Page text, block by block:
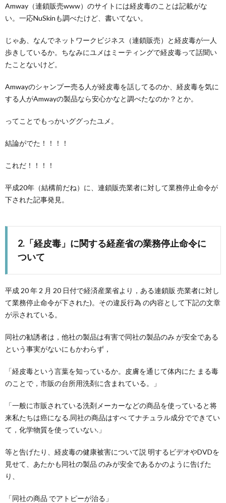
Amway（連鎖販売www）のサイトには経皮毒のことは記載がな
い。一応NuSkinも調べたけど、書いてない。
じゃあ、なんでネットワークビジネス（連鎖販売）と経皮毒が一人
歩きしているか。ちなみにユメはミーティングで経皮毒って話聞い
たことないけど。
Amwayのシャンプー売る人が経皮毒を話してるのか、経皮毒を気に
する人がAmwayの製品なら安心かなと調べたなのか？とか。
ってことでもっかいググったユメ。
結論がでた！！！！
これだ！！！！
平成20年（結構前だね）に、連鎖販売業者に対して業務停止命令が
下された記事発見。
2.「経皮毒」に関する経産省の業務停止命令に
ついて
平成 20 年 2 月 20 日付で経済産業省より，ある連鎖販 売業者に対し
て業務停止命令が下された)。その違反行為 の内容として下記の文章
が示されている。
同社の勧誘者は，他社の製品は有害で同社の製品のみ が安全である
という事実がないにもかわらず，
「経皮毒という言葉を知っているか。皮膚を通じて体内にた まる毒
のことで，市販の台所用洗剤に含まれている。」
「一般に市販されている洗剤メーカーなどの商品を使っていると将
来私たちは癌になる.同社の商品はすべ てナチュラル成分でできてい
て，化学物質を使っていない.」
等と告げたり、経皮毒の健康被害について説 明するビデオやDVDを
見せて、あたかも同社の製品 のみが安全であるかのように告げた
り、
「同社の商品 でアトピーが治る」